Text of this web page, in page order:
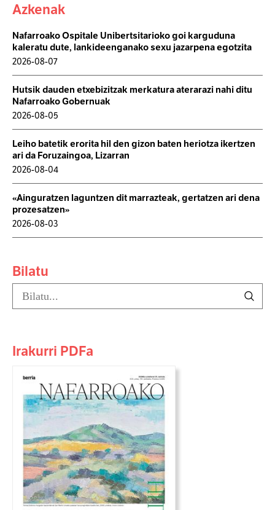
Azkenak
Nafarroako Ospitale Unibertsitarioko goi karguduna
kaleratu dute, lankideenganako sexu jazarpena egotzita
2026-08-07
Hutsik dauden etxebizitzak merkatura aterarazi nahi ditu
Nafarroako Gobernuak
2026-08-05
Leiho batetik erorita hil den gizon baten heriotza ikertzen
ari da Foruzaingoa, Lizarran
2026-08-04
«Ainguratzen laguntzen dit marrazteak, gertatzen ari dena
prozesatzen»
2026-08-03
Bilatu
Irakurri PDFa